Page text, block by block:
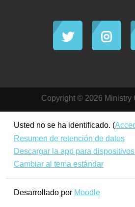
Copyright © 2026 Ministry
Usted no se ha identificado. (
Resumen de retención de datos
Descargar la app para
Cambiar al tema estándar
Desarrollado por Moodle